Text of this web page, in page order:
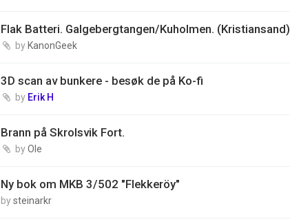
Flak Batteri. Galgebergtangen/Kuholmen. (Kristiansand)
by KanonGeek
3D scan av bunkere - besøk de på Ko-fi
by Erik H
Brann på Skrolsvik Fort.
byOle
Ny bok om MKB 3/502 "Flekkeröy"
bysteinarkr